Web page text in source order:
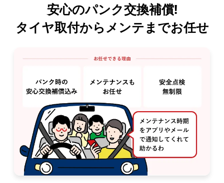
安心のパンク交換補償!
タイヤ取付からメンテまでお任せ